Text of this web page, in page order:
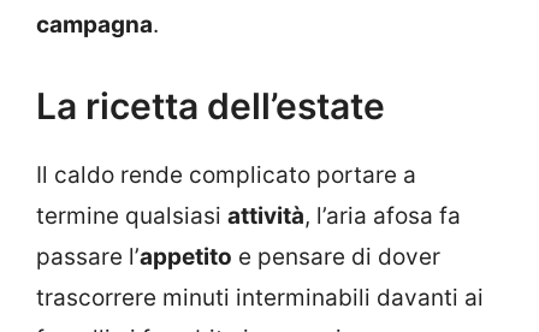
campagna.
La ricetta dell’estate
Il caldo rende complicato portare a
termine qualsiasi attività, l’aria afosa fa
passare l’appetito e pensare di dover
trascorrere minuti interminabili davanti ai